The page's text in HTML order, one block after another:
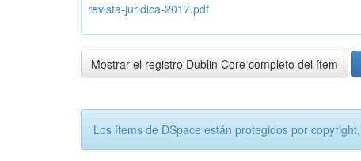
revista-juridica-2017.pdf
Mostrar el registro Dublin Core completo del ítem
Los ítems de DSpace están protegidos por